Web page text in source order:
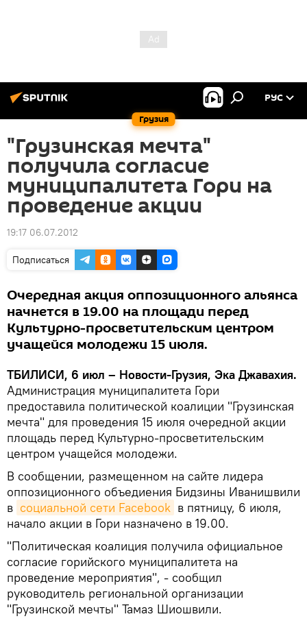
Грузия
РУС
"Грузинская мечта"
получила согласие
муниципалитета Гори на
проведение акции
19:17 06.07.2012
Подписаться
Очередная акция оппозиционного альянса
начнется в 19.00 на площади перед
Культурно-просветительским центром
учащейся молодежи 15 июля.
ТБИЛИСИ, 6 июл – Новости-Грузия, Эка Джавахия.
Администрация муниципалитета Гори
предоставила политической коалиции "Грузинская
мечта" для проведения 15 июля очередной акции
площадь перед Культурно-просветительским
центром учащейся молодежи.
В сообщении, размещенном на сайте лидера
оппозиционного объедиения Бидзины Иванишвили
в социальной сети Facebook в пятницу, 6 июля,
начало акции в Гори назначено в 19.00.
"Политическая коалиция получила официальное
согласие горийского муниципалитета на
проведение мероприятия", - сообщил
руководитель региональной организации
"Грузинской мечты" Тамаз Шиошвили.